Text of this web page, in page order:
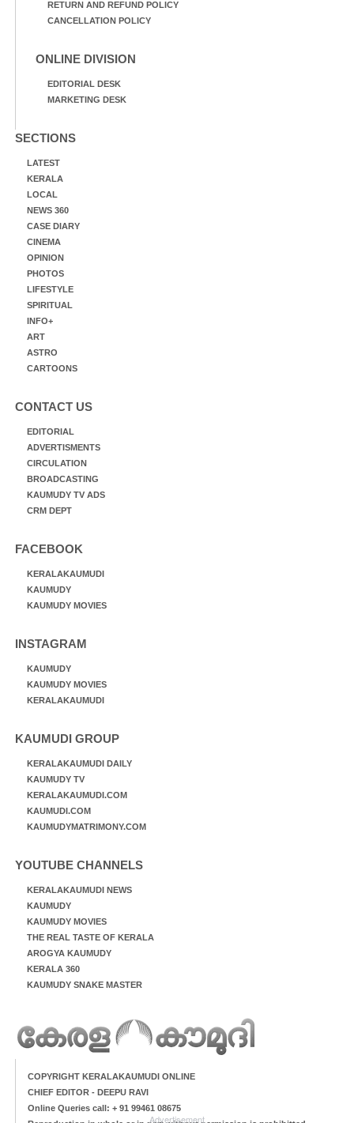
RETURN AND REFUND POLICY
CANCELLATION POLICY
ONLINE DIVISION
EDITORIAL DESK
MARKETING DESK
SECTIONS
LATEST
KERALA
LOCAL
NEWS 360
CASE DIARY
CINEMA
OPINION
PHOTOS
LIFESTYLE
SPIRITUAL
INFO+
ART
ASTRO
CARTOONS
CONTACT US
EDITORIAL
ADVERTISMENTS
CIRCULATION
BROADCASTING
KAUMUDY TV ADS
CRM DEPT
FACEBOOK
KERALAKAUMUDI
KAUMUDY
KAUMUDY MOVIES
INSTAGRAM
KAUMUDY
KAUMUDY MOVIES
KERALAKAUMUDI
KAUMUDI GROUP
KERALAKAUMUDI DAILY
KAUMUDY TV
KERALAKAUMUDI.COM
KAUMUDI.COM
KAUMUDYMATRIMONY.COM
YOUTUBE CHANNELS
KERALAKAUMUDI NEWS
KAUMUDY
KAUMUDY MOVIES
THE REAL TASTE OF KERALA
AROGYA KAUMUDY
KERALA 360
KAUMUDY SNAKE MASTER
COPYRIGHT KERALAKAUMUDI ONLINE
CHIEF EDITOR - DEEPU RAVI
Online Queries call: + 91 99461 08675
Advertisement